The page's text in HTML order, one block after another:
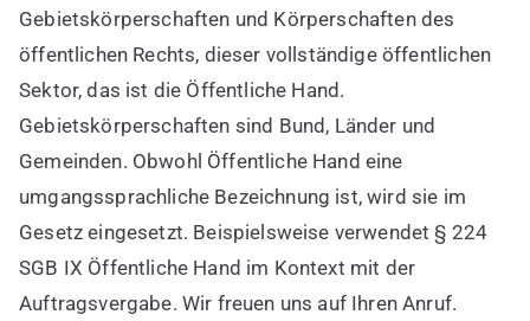
Hand
ist
umgangssprachlich
Gebietskörperschaften und Körperschaften des
öffentlichen Rechts, dieser vollständige öffentlichen
Sektor, das ist die Öffentliche Hand.
Gebietskörperschaften sind Bund, Länder und
Gemeinden. Obwohl Öffentliche Hand eine
umgangssprachliche Bezeichnung ist, wird sie im
Gesetz eingesetzt. Beispielsweise verwendet § 224
SGB IX Öffentliche Hand im Kontext mit der
Auftragsvergabe. Wir freuen uns auf Ihren Anruf.